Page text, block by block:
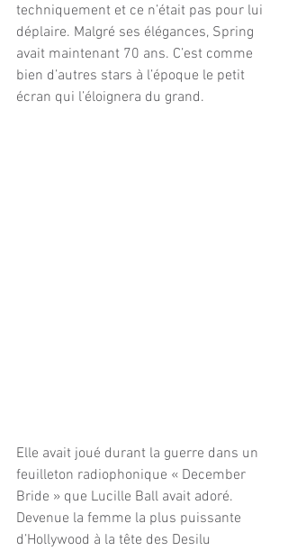
techniquement et ce n’était pas pour lui
déplaire. Malgré ses élégances, Spring
avait maintenant 70 ans. C’est comme
bien d’autres stars à l’époque le petit
écran qui l’éloignera du grand.
Elle avait joué durant la guerre dans un
feuilleton radiophonique « December
Bride » que Lucille Ball avait adoré.
Devenue la femme la plus puissante
d’Hollywood à la tête des Desilu